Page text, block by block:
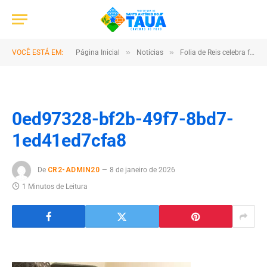
VOCÊ ESTÁ EM: Página Inicial » Notícias » Folia de Reis celebra fé, tradição e identidade cultural em Santo Antônio do Tauá
0ed97328-bf2b-49f7-8bd7-
1ed41ed7cfa8
De CR2-ADMIN20
8 de janeiro de 2026
1 Minutos de Leitura